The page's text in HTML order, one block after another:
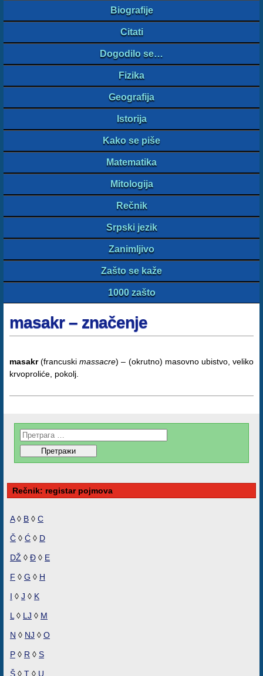
Biografije
Citati
Dogodilo se…
Fizika
Geografija
Istorija
Kako se piše
Matematika
Mitologija
Rečnik
Srpski jezik
Zanimljivo
Zašto se kaže
1000 zašto
masakr – značenje
masakr(francuskimassacre) – (okrutno) masovno ubistvo, veliko
krvoproliće, pokolj.
Rečnik: registar pojmova
A◊ B ◊ C
Č ◊ Ć ◊ D
DŽ ◊ Đ ◊ E
F ◊ G ◊ H
I ◊ J ◊ K
L ◊ LJ ◊ M
N ◊ NJ ◊ O
P ◊ R ◊ S
Š ◊ T ◊ U